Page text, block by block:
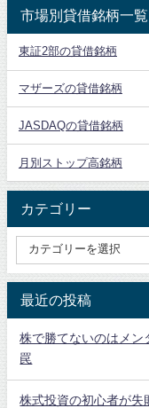
市場別貸借銘柄一覧
東証2部の貸借銘柄
マザーズの貸借銘柄
JASDAQの貸借銘柄
月別ストップ高銘柄
カテゴリー
最近の投稿
株で勝てないのはメン
罠
株式投資の初心者が失